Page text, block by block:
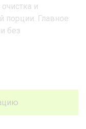
и
порции. Главное
без